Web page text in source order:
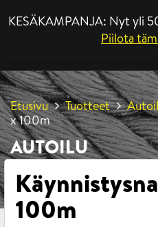
KESÄKAMPANJA: Nyt yli
Piilota
Etusivu Tuotteet
x 100m
AUTOILU
100m